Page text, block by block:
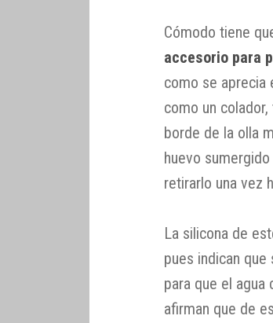
Cómodo tiene
accesorio para
como se aprecia
como un
borde de la olla
huevo
retirarlo una vez
La silicona de
pues indican
para que el agua
afirman que de